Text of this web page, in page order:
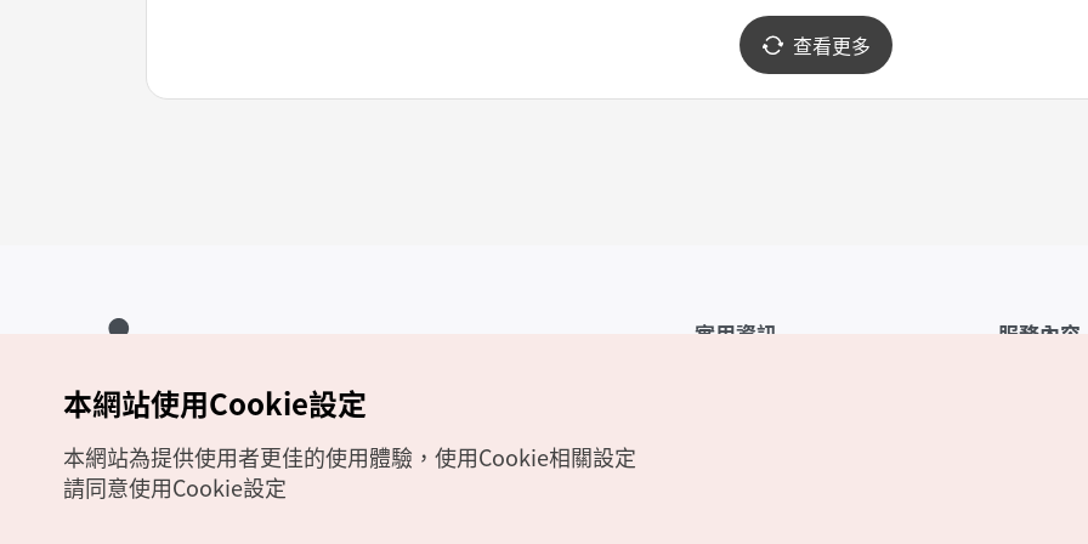
查看更多
實用資訊 服務內容
Copyrights (c) 韓國觀光公社版權所有
如有相關疑問或建議，歡迎來信至官方信箱
本網站使用Cookie設定
本網站為提供使用者更佳的使用體驗，使用Cookie相關設定
請同意使用Cookie設定